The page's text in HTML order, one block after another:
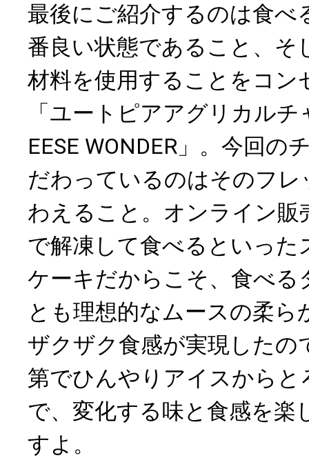
最後にご紹介するのは食べ
番良い状態であること、そ
材料を使用することをコン
「ユートピアアグリカル
EESE WONDER」。今回の
だわっているのはそのフ
わえること。オンライン販
で解凍して食べるといった
ケーキだからこそ、食べる
とも理想的なムースの柔ら
ザクザク食感が実現したの
第でひんやりアイスからと
で、変化する味と食感を楽
すよ。